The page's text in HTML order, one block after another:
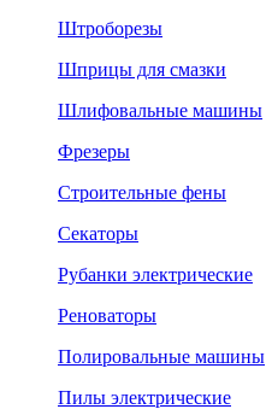
Штроборезы
Шприцы для смазки
Шлифовальные машины
Фрезеры
Строительные фены
Секаторы
Рубанки электрические
Реноваторы
Полировальные машины
Пилы электрические